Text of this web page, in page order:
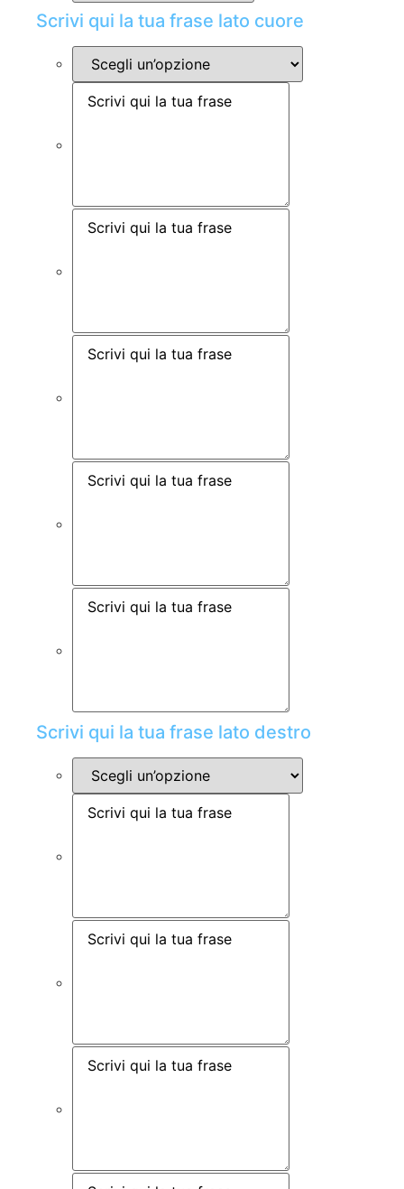
Scrivi qui la tua frase lato cuore
Scrivi qui la tua frase lato destro